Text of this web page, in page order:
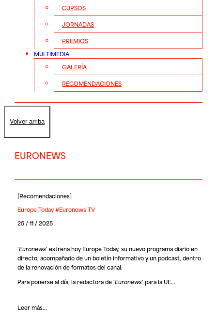
CURSOS
JORNADAS
PREMIOS
MULTIMEDIA
GALERÍA
RECOMENDACIONES
Volver arriba
EURONEWS
[Recomendaciones]
Europe Today #Euronews TV
25 / 11 / 2025
‘Euronews‘ estrena hoy Europe Today, su nuevo programa diario en
directo, acompañado de un boletín informativo y un podcast, dentro
de la renovación de formatos del canal.
Para ponerse al día, la redactora de ‘Euronews‘ para la UE…
Leer más...